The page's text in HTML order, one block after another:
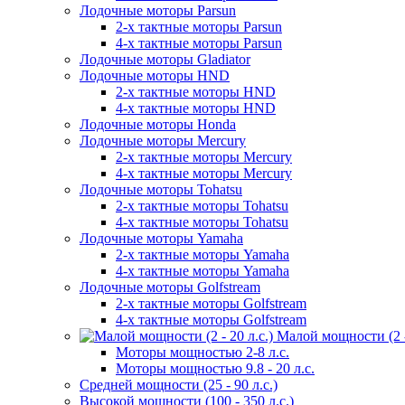
Лодочные моторы Parsun
2-х тактные моторы Parsun
4-х тактные моторы Parsun
Лодочные моторы Gladiator
Лодочные моторы HND
2-х тактные моторы HND
4-х тактные моторы HND
Лодочные моторы Honda
Лодочные моторы Mercury
2-х тактные моторы Mercury
4-х тактные моторы Mercury
Лодочные моторы Tohatsu
2-х тактные моторы Tohatsu
4-х тактные моторы Tohatsu
Лодочные моторы Yamaha
2-х тактные моторы Yamaha
4-х тактные моторы Yamaha
Лодочные моторы Golfstream
2-х тактные моторы Golfstream
4-х тактные моторы Golfstream
Малой мощности (2
Моторы мощностью 2-8 л.с.
Моторы мощностью 9.8 - 20 л.с.
Средней мощности (25 - 90 л.с.)
Высокой мощности (100 - 350 л.с.)